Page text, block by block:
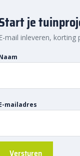
je
mail inleveren, korting
mailadres